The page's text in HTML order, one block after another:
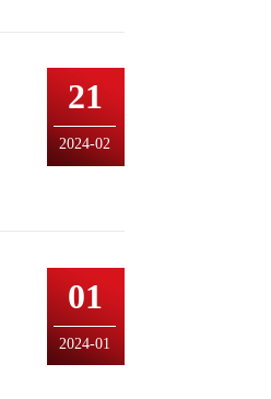
21
2024-02
01
2024-01